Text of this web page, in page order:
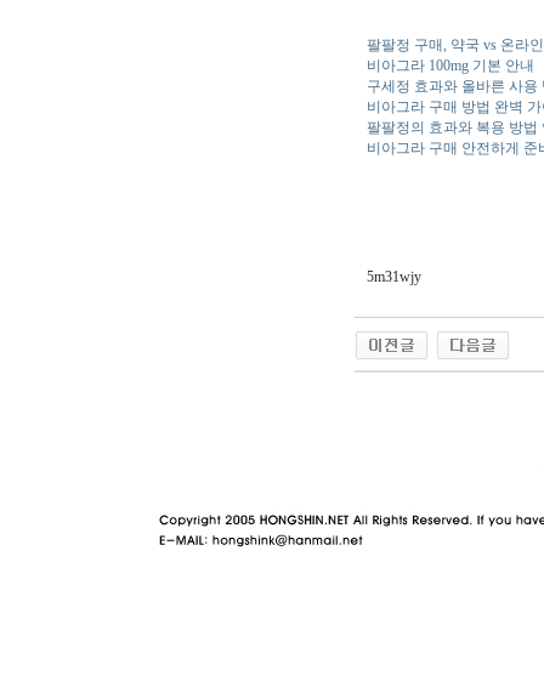
팔팔정 구매, 약국 vs 온라
비아그라 100mg 기본 안내
구세정 효과와 올바른 사용
비아그라 구매 방법 완벽
팔팔정의 효과와 복용 방법
비아그라 구매 안전하게 준
5m31wjy